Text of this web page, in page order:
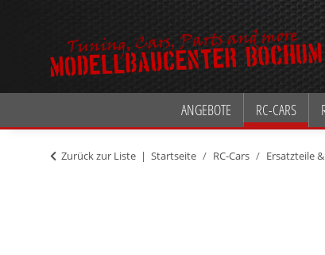
ANGEBOTE RC-CARS
Zurück zur Liste Startseite RC-Cars Ersatzteile